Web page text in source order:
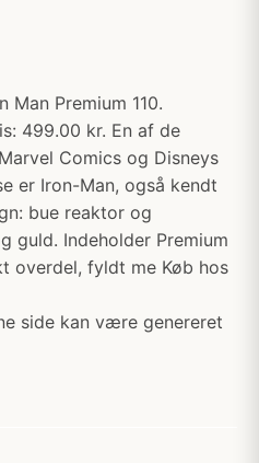
Man Premium 110.
499.00 kr. En af de
Comics og Disneys
er Iron-Man, også kendt
bue reaktor og
guld. Indeholder Premium
overdel, fyldt me Køb hos
side kan være genereret